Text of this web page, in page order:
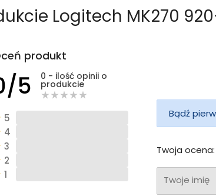
Logitech MK270
produkt
5 0 - ilość opinii o
produkcie
5
4
3
2
1
Bądź
Twoja ocena:
Twoje imię